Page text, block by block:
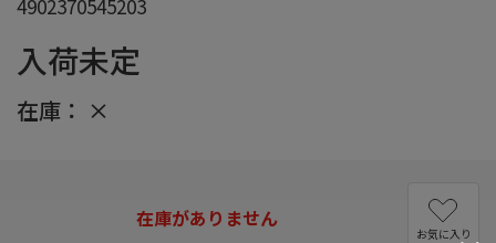
4902370545203
入荷未定
在庫： ×
在庫がありません
お気に入り